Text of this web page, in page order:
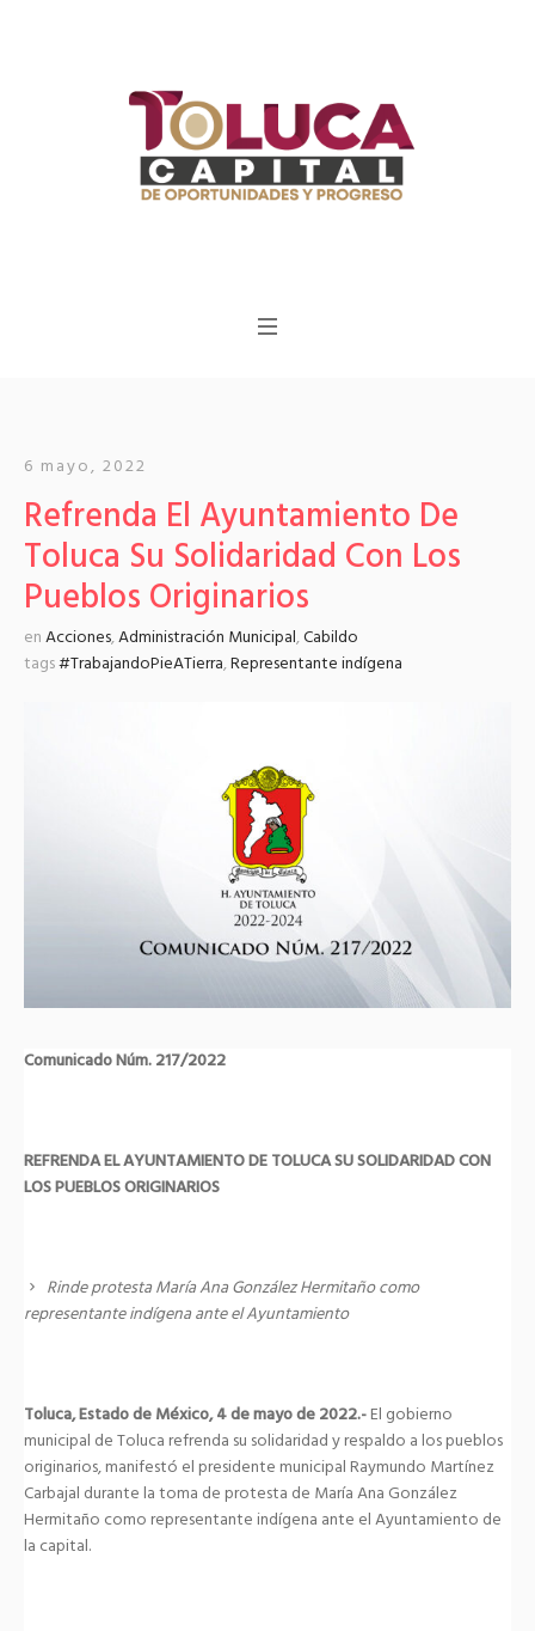
6 mayo, 2022
Refrenda El Ayuntamiento De
Toluca Su Solidaridad Con Los
Pueblos Originarios
enAcciones,Administración Municipal,Cabildo
tags#TrabajandoPieATierra,Representante indígena
Comunicado Núm. 217/2022
REFRENDA EL AYUNTAMIENTO DE TOLUCA SU SOLIDARIDAD CON
LOS PUEBLOS ORIGINARIOS
Rinde protesta María Ana González Hermitaño como
representante indígena ante el Ayuntamiento
Toluca, Estado de México, 4 de mayo de 2022.-El gobierno
municipal de Toluca refrenda su solidaridad y respaldo a los pueblos
originarios, manifestó el presidente municipal Raymundo Martínez
Carbajal durante la toma de protesta de María Ana González
Hermitaño como representante indígena ante el Ayuntamiento de
la capital.